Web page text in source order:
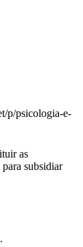
p/psicologia-e-
as
subsidiar